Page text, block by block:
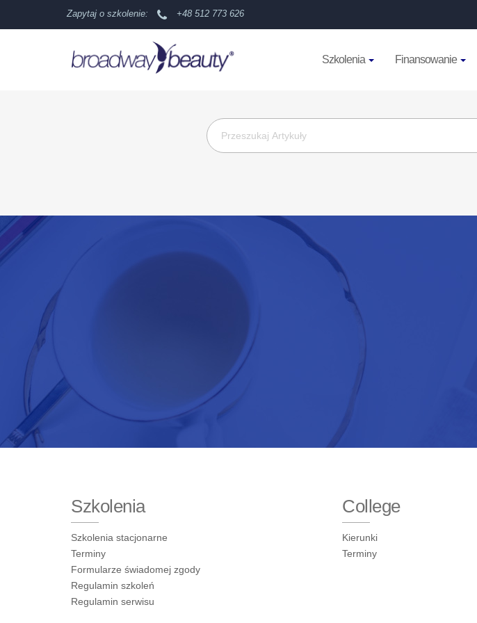
Zapytaj o szkolenie: +48 512 773 626
Szkolenia Finansowanie
Szkolenia
Szkolenia stacjonarne
Terminy
Formularze świadomej zgody
Regulamin szkoleń
Regulamin serwisu
College
Kierunki
Terminy